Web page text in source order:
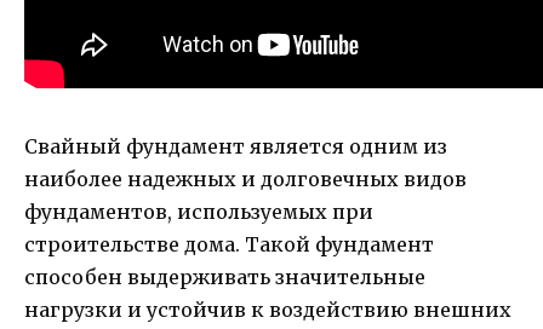
Свайный фундамент является одним из
наиболее надежных и долговечных видов
фундаментов, используемых при
строительстве дома. Такой фундамент
способен выдерживать значительные
нагрузки и устойчив к воздействию внешних